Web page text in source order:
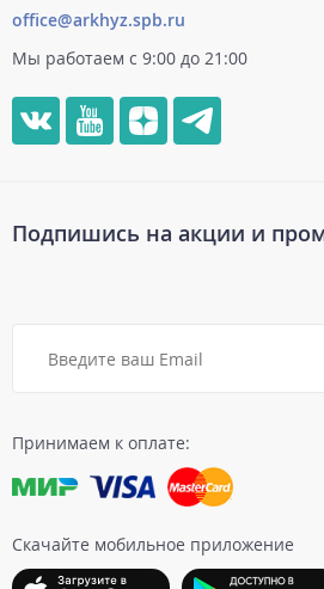
office@arkhyz.spb.ru
Мы работаем с 9:00 до 21:00
Принимаем к оплате:
Скачайте мобильное приложение
Подпишись на акции и